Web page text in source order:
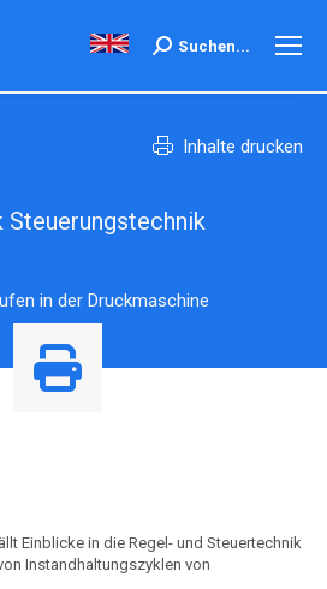
Search:
Suchen...
Inhalte drucken
Steuerungstechnik
in der Druckmaschine
Einblicke in die Regel- und Steuertechnik
Instandhaltungszyklen von